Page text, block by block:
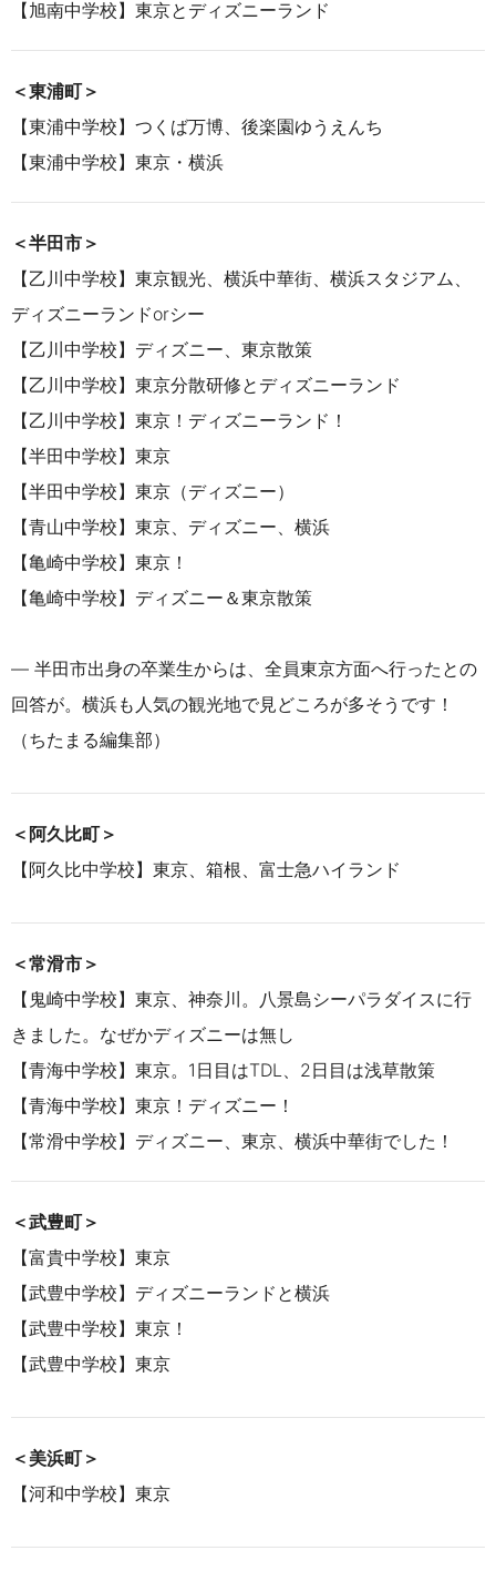
【旭南中学校】東京と ディズニーランド
＜東浦町＞
【東浦中学校】つくば万博、 後楽園ゆうえんち
【東浦中学校】東京・横浜
＜半田市＞
【乙川中学校】 東京観光、横浜中華街、横浜スタジアム、
ディズニーランドorシー
【乙川中学校】 ディズニー、東京散策
【乙川中学校】 東京分散研修とディズニーランド
【乙川中学校】東京！ディズニーランド！
【半田中学校】 東京
【半田中学校】東京（ディズニー）
【青山中学校】 東京、 ディズニー、 横浜
【亀崎中学校】 東京！
【亀崎中学校】 ディズニー＆東京散策
― 半田市出身の卒業生からは、全員東京方面へ行ったとの
回答が。横浜も人気の観光地で見どころが多そうです！
（ちたまる編集部）
＜阿久比町＞
【阿久比中学校】東京、箱根、富士急ハイランド
＜常滑市＞
【鬼崎中学校】東京、神奈川。八景島シーパラダイスに行
きました。なぜかディズニーは無し
【青海中学校】東京。1日目はTDL、2日目は浅草散策
【青海中学校】東京！ディズニー！
【常滑中学校】ディズニー、東京、横浜中華街でした！
＜武豊町＞
【富貴中学校】東京
【武豊中学校】ディズニーランドと横浜
【武豊中学校】東京！
【武豊中学校】東京
＜美浜町＞
【河和中学校】東京